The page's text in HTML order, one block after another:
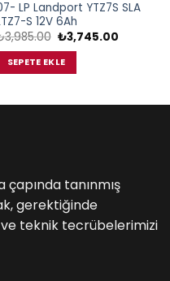
LP Landport YTZ7S SLA
S 12V 6Ah
3,985.00 Orijinal
fiyat:
₺3,985.00.
₺3,745.00Şu
SEPETE EKLE
çapında tanınmış
gerektiğinde
teknik tecrübelerimizi